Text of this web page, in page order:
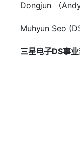
Dongjun （
Muhyun Seo
三星电子DS事业